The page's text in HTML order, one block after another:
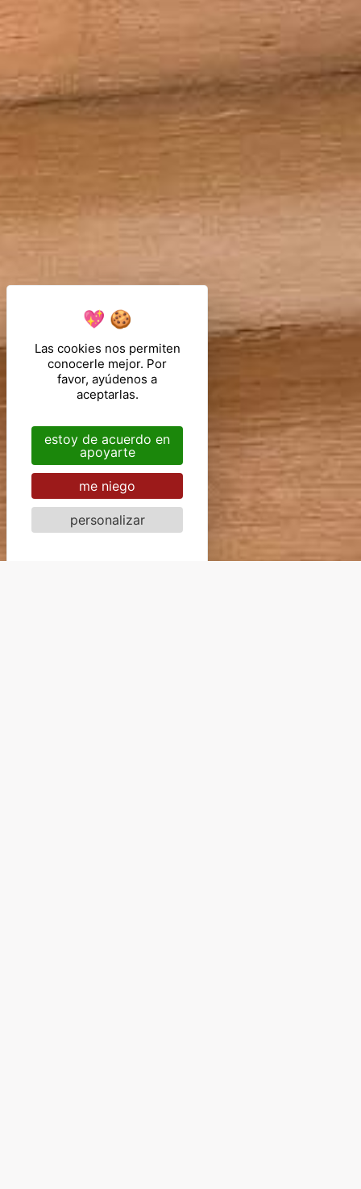
Las cookies nos permiten
conocerle mejor. Por
favor, ayúdenos a
aceptarlas.
estoy de acuerdo en
apoyarte
me niego
personalizar